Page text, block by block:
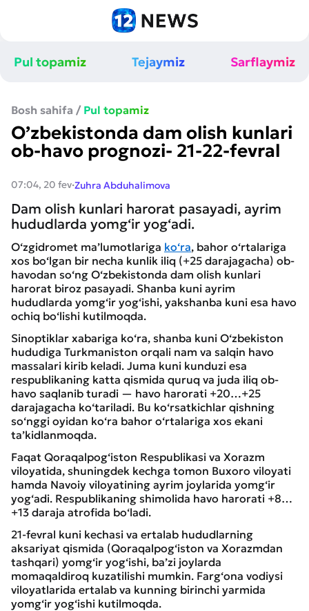
Pul topamiz Tejaymiz Sarflaymiz
Bosh sahifa / Pul topamiz
O’zbekistonda dam olish kunlari
ob-havo prognozi- 21-22-fevral
07:04, 20 fev·Zuhra Abduhalimova
Dam olish kunlari harorat pasayadi, ayrim
hududlarda yomg‘ir yog‘adi.
O‘zgidromet ma’lumotlariga ko‘ra, bahor o‘rtalariga
xos bo‘lgan bir necha kunlik iliq (+25 darajagacha) ob-
havodan so‘ng O‘zbekistonda dam olish kunlari
harorat biroz pasayadi. Shanba kuni ayrim
hududlarda yomg‘ir yog‘ishi, yakshanba kuni esa havo
ochiq bo‘lishi kutilmoqda.
Sinoptiklar xabariga ko‘ra, shanba kuni O‘zbekiston
hududiga Turkmaniston orqali nam va salqin havo
massalari kirib keladi. Juma kuni kunduzi esa
respublikaning katta qismida quruq va juda iliq ob-
havo saqlanib turadi — havo harorati +20…+25
darajagacha ko‘tariladi. Bu ko‘rsatkichlar qishning
so‘nggi oyidan ko‘ra bahor o‘rtalariga xos ekani
ta’kidlanmoqda.
Faqat Qoraqalpog‘iston Respublikasi va Xorazm
viloyatida, shuningdek kechga tomon Buxoro viloyati
hamda Navoiy viloyatining ayrim joylarida yomg‘ir
yog‘adi. Respublikaning shimolida havo harorati +8…
+13 daraja atrofida bo‘ladi.
21-fevral kuni kechasi va ertalab hududlarning
aksariyat qismida (Qoraqalpog‘iston va Xorazmdan
tashqari) yomg‘ir yog‘ishi, ba’zi joylarda
momaqaldiroq kuzatilishi mumkin. Farg‘ona vodiysi
viloyatlarida ertalab va kunning birinchi yarmida
yomg‘ir yog‘ishi kutilmoqda.